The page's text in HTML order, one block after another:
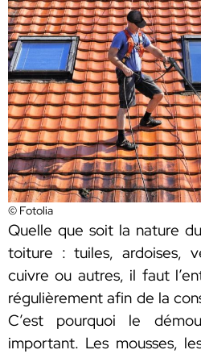
© Fotolia
Quelle que soit la nature
toiture : tuiles, ardoises,
cuivre ou autres, il faut
régulièrement afin de la
C’est pourquoi le
important. Les mousses,